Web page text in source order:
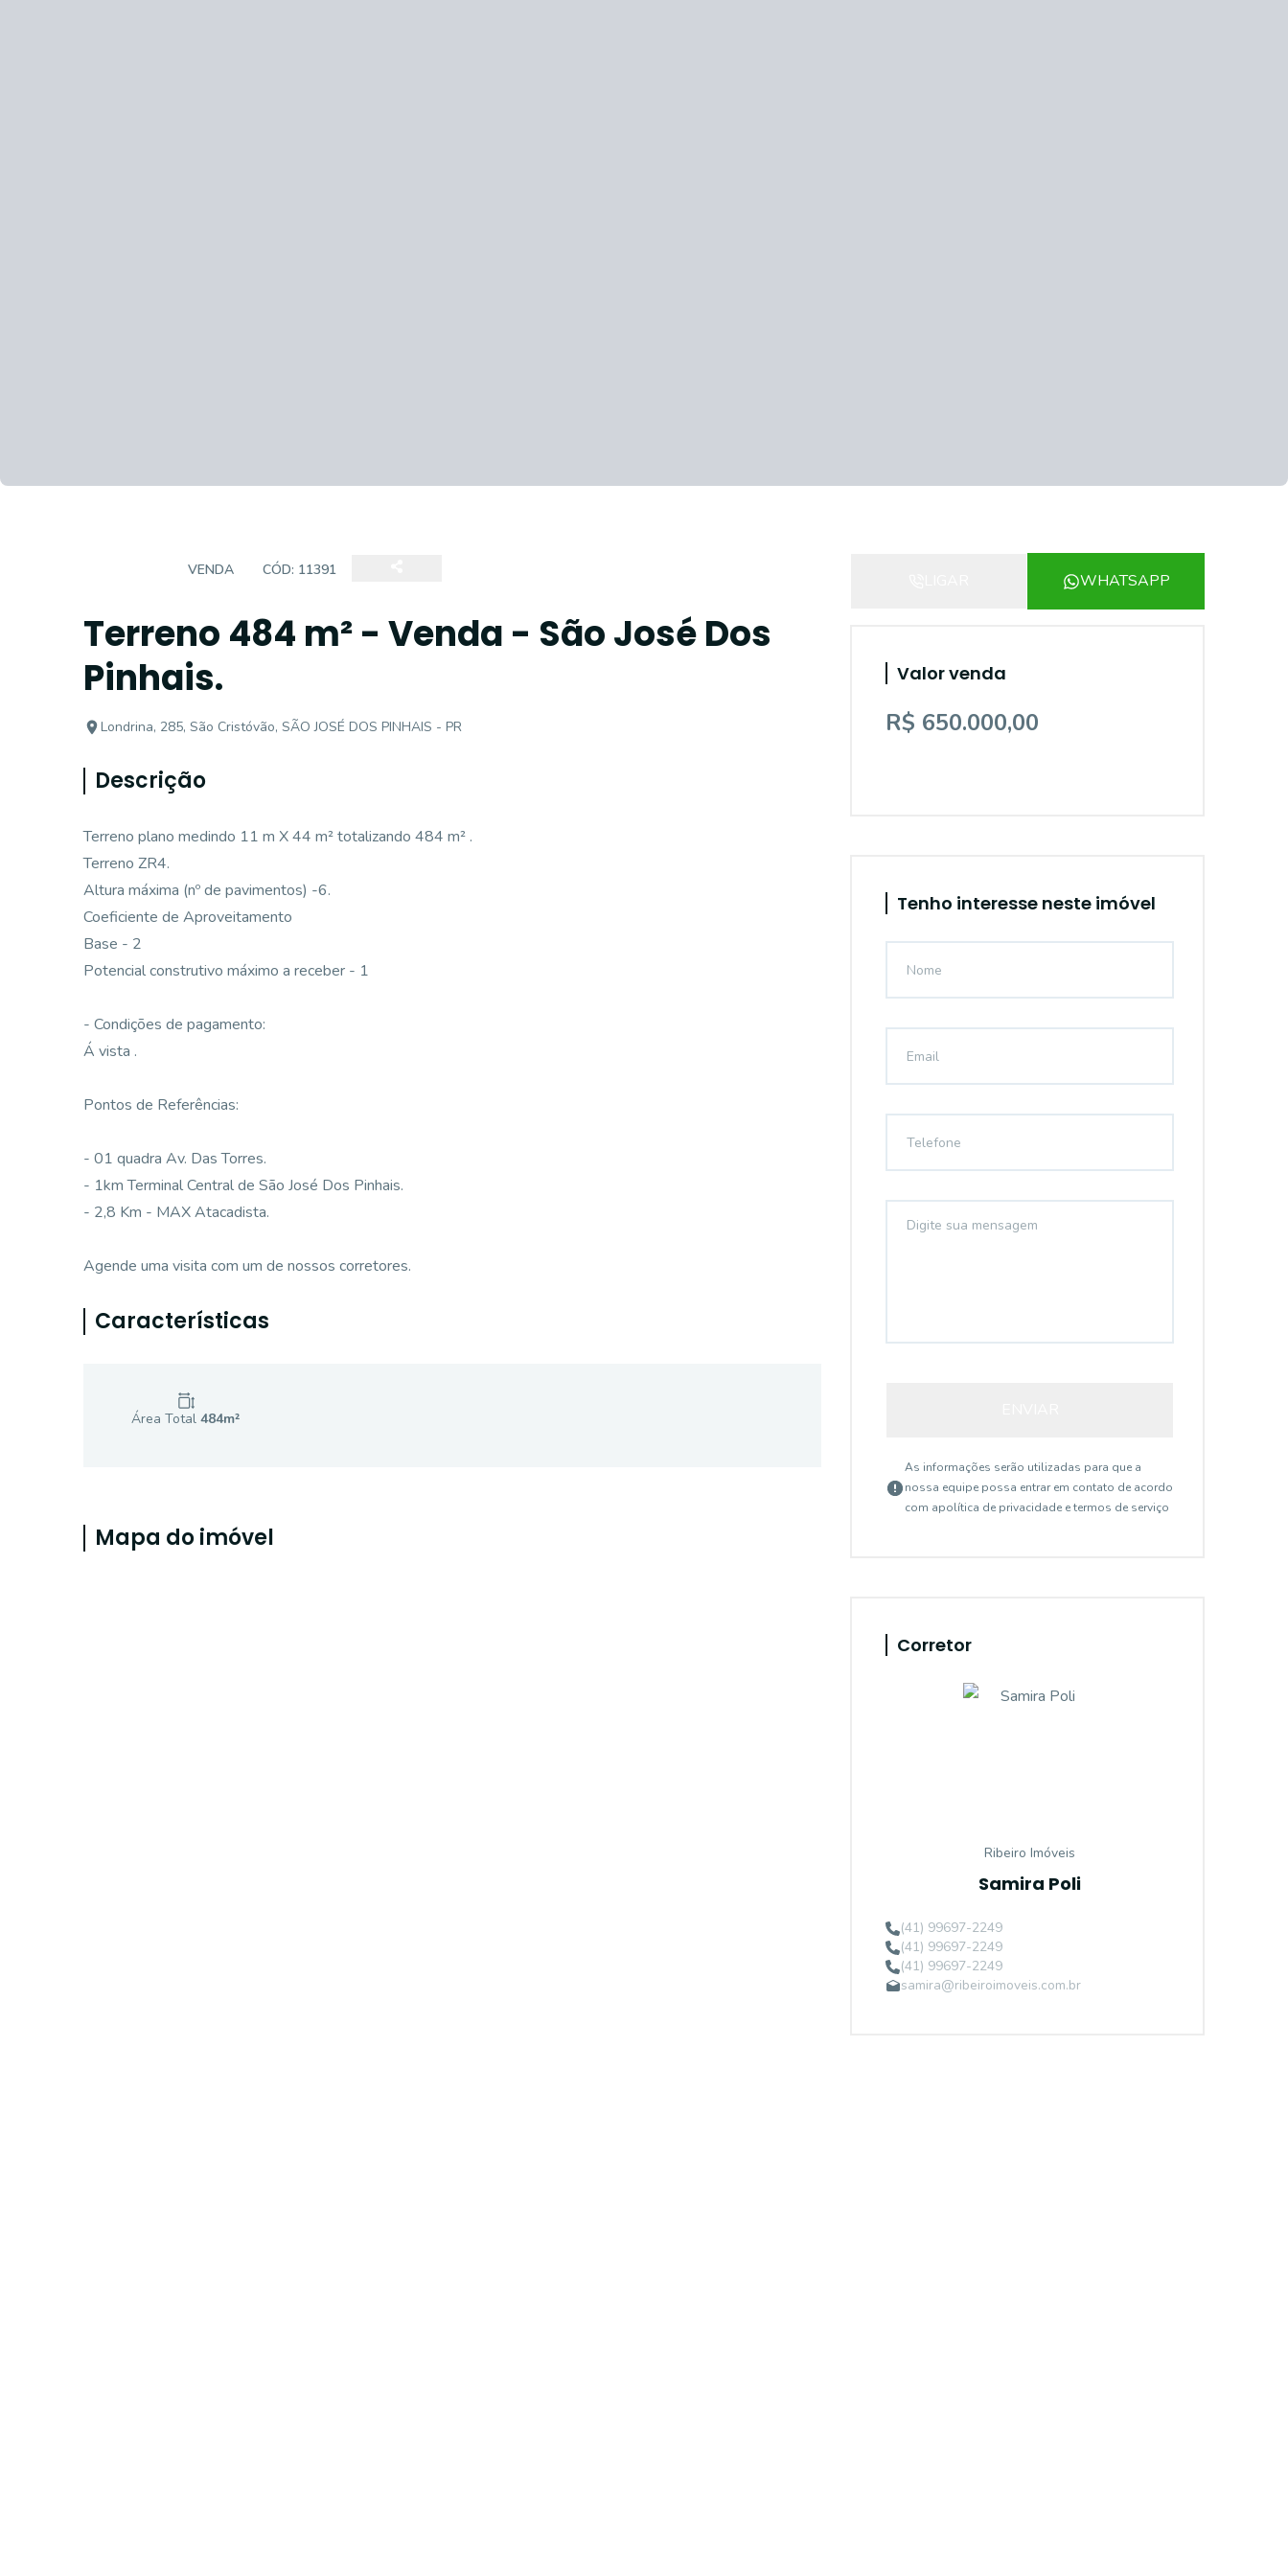
VENDA CÓD: 11391
Terreno 484 m² - Venda - São José Dos
Pinhais.
Londrina, 285, São Cristóvão, SÃO JOSÉ DOS PINHAIS - PR
Descrição
Terreno plano medindo 11 m X 44 m² totalizando 484 m² .
Terreno ZR4.
Altura máxima (nº de pavimentos) -6.
Coeficiente de Aproveitamento
Base - 2
Potencial construtivo máximo a receber - 1
- Condições de pagamento:
Á vista .
Pontos de Referências:
- 01 quadra Av. Das Torres.
- 1km Terminal Central de São José Dos Pinhais.
- 2,8 Km - MAX Atacadista.
Agende uma visita com um de nossos corretores.
Características
Área Total 484m²
Mapa do imóvel
WHATSAPP
Valor venda
R$ 650.000,00
Tenho interesse neste imóvel
As informações serão utilizadas para que a
nossa equipe possa entrar em contato de acordo
com apolítica de privacidade e termos de serviço
Corretor
Ribeiro Imóveis
Samira Poli
(41) 99697-2249
(41) 99697-2249
(41) 99697-2249
samira@ribeiroimoveis.com.br